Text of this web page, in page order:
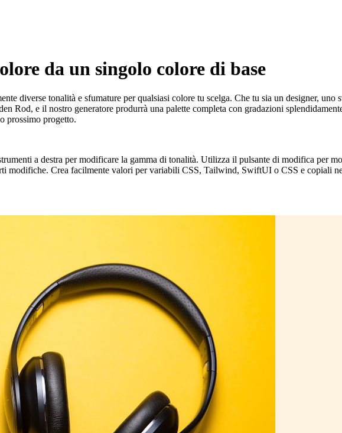
da un singolo colore di base
diverse tonalità e sfumature per qualsiasi colore tu scelga. Che tu sia un designer,
Rod, e il nostro generatore produrrà una palette completa con gradazioni
prossimo progetto.
a destra per modificare la gamma di tonalità. Utilizza il pulsante di modifica per
modifiche. Crea facilmente valori per variabili CSS, Tailwind, SwiftUI o CSS e copiali